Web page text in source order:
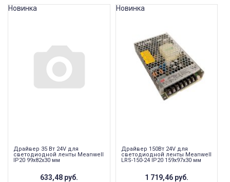
Драйвер 35 Вт 24V для
светодиодной ленты Meanwell
IP20 99x82x30 мм
633,48 руб.
Новинка
Драйвер 150Вт 24V для
светодиодной ленты Meanwell
LRS-150-24 IP20 159x97x30 мм
1 719,46 руб.
Новинка